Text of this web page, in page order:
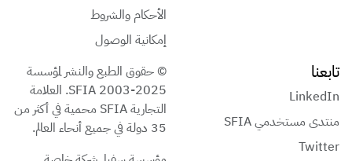
الأحكام والشروط
إمكانية الوصول
تابعنا
LinkedIn
منتدى مستخدمي SFIA
Twitter
© حقوق الطبع والنشر لمؤسسة
SFIA 2003-2025. العلامة
التجارية SFIA محمية في أكثر من
35 دولة في جميع أنحاء العالم.